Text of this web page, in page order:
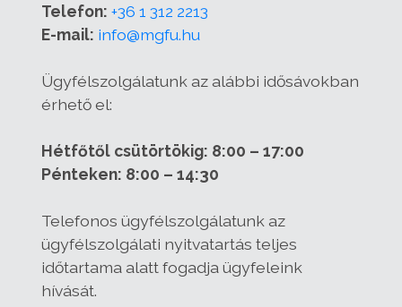
Telefon: +36 1 312 2213
E-mail: info@mgfu.hu
Ügyfélszolgálatunk az alábbi idősávokban
érhető el:
Hétfőtől csütörtökig: 8:00 – 17:00
Pénteken: 8:00 – 14:30
Telefonos ügyfélszolgálatunk az
ügyfélszolgálati nyitvatartás teljes
időtartama alatt fogadja ügyfeleink
hívását.